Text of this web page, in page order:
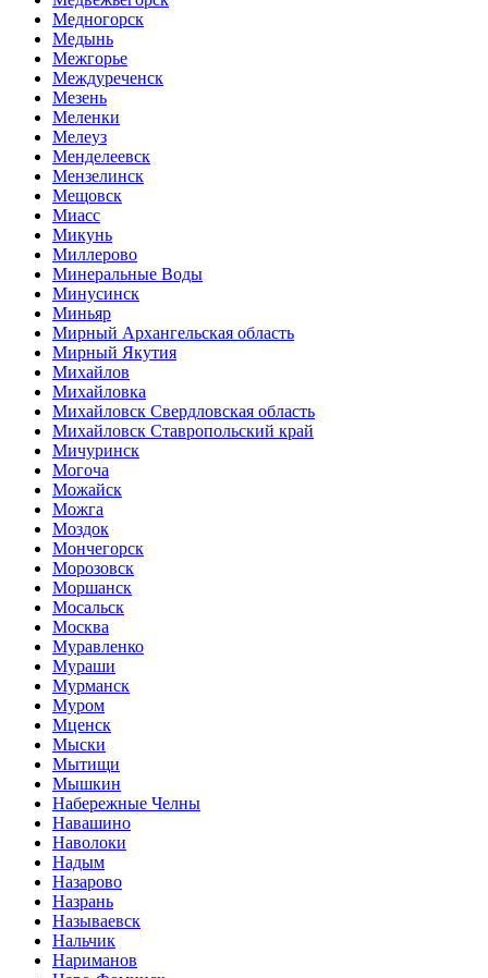
Медногорск
Медынь
Межгорье
Междуреченск
Мезень
Меленки
Мелеуз
Менделеевск
Мензелинск
Мещовск
Миасс
Микунь
Миллерово
Минеральные Воды
Минусинск
Миньяр
Мирный Архангельская область
Мирный Якутия
Михайлов
Михайловка
Михайловск Свердловская область
Михайловск Ставропольский край
Мичуринск
Могоча
Можайск
Можга
Моздок
Мончегорск
Морозовск
Моршанск
Мосальск
Москва
Муравленко
Мураши
Мурманск
Муром
Мценск
Мыски
Мытищи
Мышкин
Набережные Челны
Навашино
Наволоки
Надым
Назарово
Назрань
Называевск
Нальчик
Нариманов